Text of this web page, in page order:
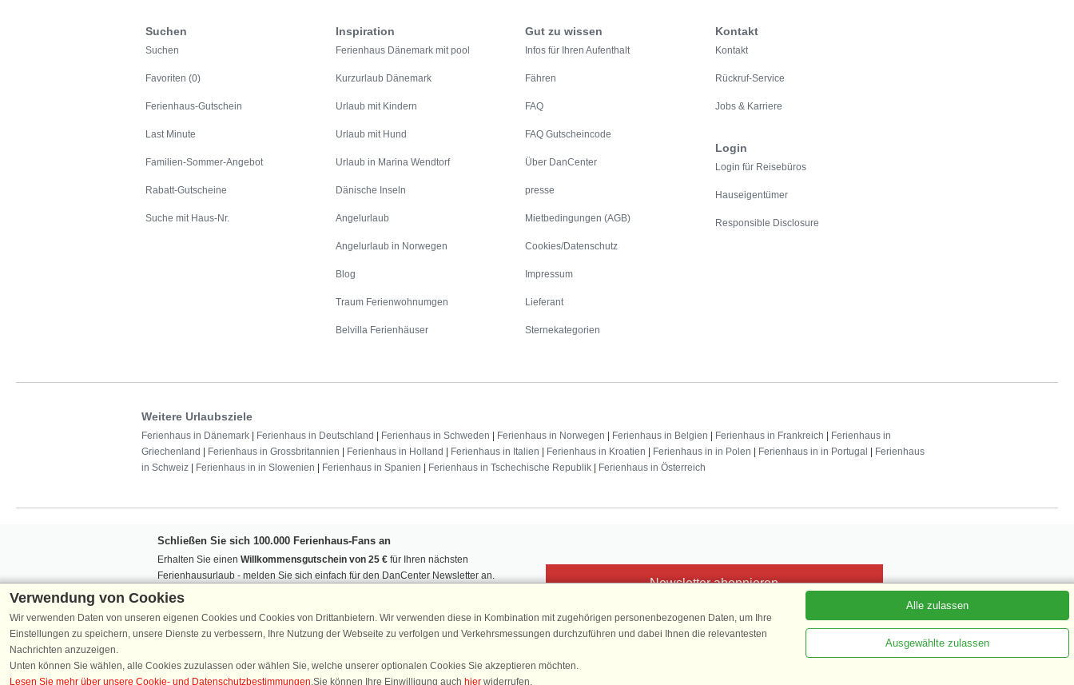
Suchen
Suchen
Favoriten (0)
Ferienhaus-Gutschein
Last Minute
Familien-Sommer-Angebot
Rabatt-Gutscheine
Suche mit Haus-Nr.
Inspiration
Ferienhaus Dänemark mit pool
Kurzurlaub Dänemark
Urlaub mit Kindern
Urlaub mit Hund
Urlaub in Marina Wendtorf
Dänische Inseln
Angelurlaub
Angelurlaub in Norwegen
Blog
Traum Ferienwohnumgen
Belvilla Ferienhäuser
Gut zu wissen
Infos für Ihren Aufenthalt
Fähren
FAQ
FAQ Gutscheincode
Über DanCenter
presse
Mietbedingungen (AGB)
Cookies/Datenschutz
Impressum
Lieferant
Sternekategorien
Kontakt
Kontakt
Rückruf-Service
Jobs & Karriere
Login
Login für Reisebüros
Hauseigentümer
Responsible Disclosure
Weitere Urlaubsziele
Ferienhaus in Dänemark Ferienhaus in Deutschland Ferienhaus in Schweden Ferienhaus in Norwegen Ferienhaus in Belgien Ferienhaus in Frankreich
Ferienhaus in
Griechenland
Ferienhaus in Grossbritannien Ferienhaus in Holland Ferienhaus in Italien Ferienhaus in Kroatien Ferienhaus in in Polen Ferienhaus in in Portugal
Ferienhaus
in Schweiz
Ferienhaus in in Slowenien Ferienhaus in Spanien Ferienhaus in Tschechische Republik Ferienhaus in Österreich
Schließen Sie sich 100.000 Ferienhaus-Fans an
Erhalten Sie einen Willkommensgutschein von 25 € für Ihren nächsten
Ferienhausurlaub - melden Sie sich einfach für den DanCenter Newsletter an.
Verpassen Sie nie wieder exklusive Angebote, Gewinnspiele und Urlaubstipps!
Newsletter abonnieren
Verwendung von Cookies
Wir verwenden Daten von unseren eigenen Cookies und Cookies von Drittanbietern. Wir verwenden diese in Kombination mit zugehörigen personenbezogenen Daten, um Ihre
Einstellungen zu speichern, unsere Dienste zu verbessern, Ihre Nutzung der Webseite zu verfolgen und Verkehrsmessungen durchzuführen und dabei Ihnen die relevantesten
Nachrichten anzuzeigen.
Unten können Sie wählen, alle Cookies zuzulassen oder wählen Sie, welche unserer optionalen Cookies Sie akzeptieren möchten.
Lesen Sie mehr über unsere Cookie- und Datenschutzbestimmungen.Sie können Ihre Einwilligung auch hier widerrufen.
Alle zulassen
Ausgewählte zulassen